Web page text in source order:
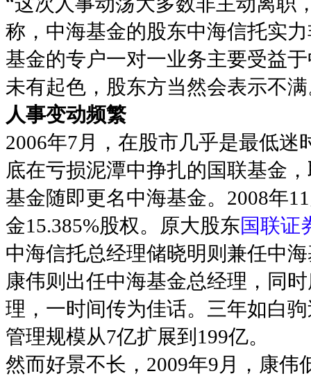
称，中海基金的股东中海信托实
基金的专户一对一业务主要受益
未有起色，股东方当然会表示不
人事变动频繁
2006年7月，在股市几乎是最低迷
底在亏损泥潭中挣扎的国联基金
基金随即更名中海基金。2008年
金15.385%股权。原大股东国联证
中海信托总经理储晓明则兼任中
康伟则出任中海基金总经理，同
理，一时间传为佳话。三年如白
管理规模从7亿扩展到199亿。
然而好景不长，2009年9月，康